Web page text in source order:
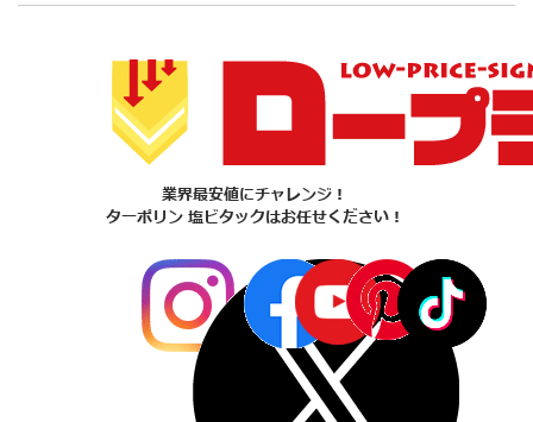
業界最安値にチャレンジ！
ターポリン 塩ビタックはお任せください！